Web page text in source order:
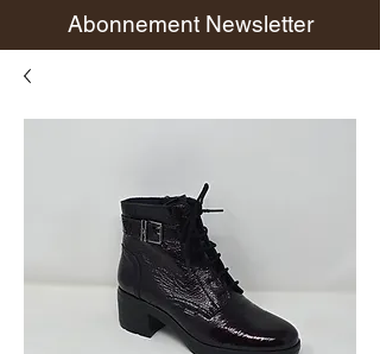
Abonnement Newsletter